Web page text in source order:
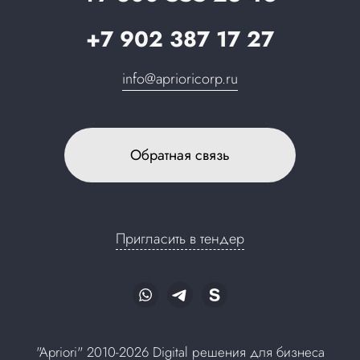
Вопрос-ответ
Лицензионное соглашение
+7 902 387 17 27
info@aprioricorp.ru
Обратная связь
Пригласить в тендер
"Apriori" 2010-2026 Digital решения для бизнеса